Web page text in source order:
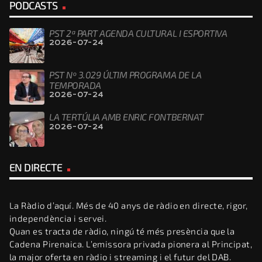
PODCASTS
PST 2ª PART AGENDA CULTURAL I ESPORTIVA
2026-07-24
PST Nº 3.029 ÚLTIM PROGRAMA DE LA
TEMPORADA
2026-07-24
LA TERTÚLIA AMB ENRIC FONTBERNAT
2026-07-24
EN DIRECTE
La Ràdio d’aquí. Més de 40 anys de ràdio en directe, rigor,
independència i servei.
Quan es tracta de ràdio, ningú té més presència que la
Cadena Pirenaica. L’emissora privada pionera al Principat,
la major oferta en ràdio i streaming i el futur del DAB.